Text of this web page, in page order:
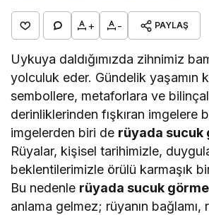
+ - PAYLAŞ
Uykuya daldığımızda zihnimiz
yolculuk eder. Gündelik yaşamın
sembollere, metaforlara ve
derinliklerinden fışkıran imgelere
imgelerden biri de rüyada sucuk
Rüyalar, kişisel tarihimizle,
beklentilerimizle örülü karmaşık
Bu nedenle rüyada sucuk
anlama gelmez; rüyanın bağlamı,